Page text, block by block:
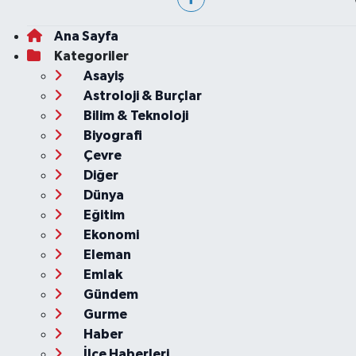
Ana Sayfa
Kategoriler
Asayiş
Astroloji & Burçlar
Bilim & Teknoloji
Biyografi
Çevre
Diğer
Dünya
Eğitim
Ekonomi
Eleman
Emlak
Gündem
Gurme
Haber